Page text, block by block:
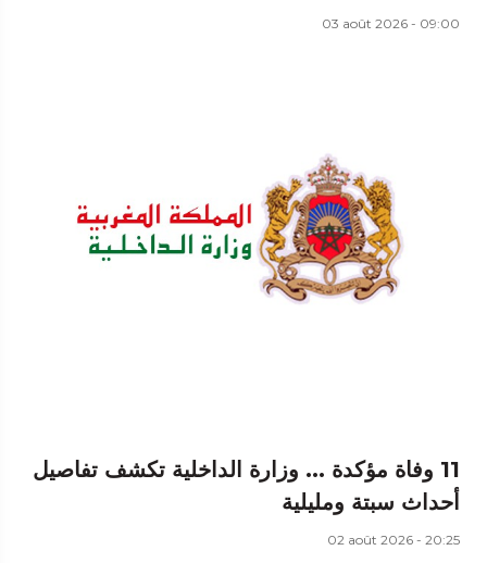
03 août 2026 - 09:00
11 وفاة مؤكدة ... وزارة الداخلية تكشف تفاصيل
أحداث سبتة ومليلية
02 août 2026 - 20:25